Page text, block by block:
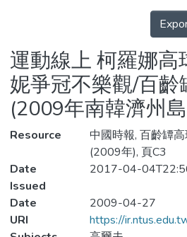
Statistics
Details
運動線上 柯羅娜高
妮爭冠不樂觀/百齡
(2009年南韓濟州
Resource
中國時報, 百齡罈
(2009年), 頁C3
Date
Issued
2017-04-
Date
2009-04-27
URI
https://